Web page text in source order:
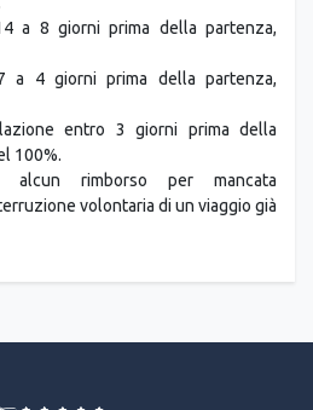
a 8 giorni prima della partenza,
a 4 giorni prima della partenza,
entro 3 giorni prima della
100%.
rimborso per mancata
volontaria di un viaggio già